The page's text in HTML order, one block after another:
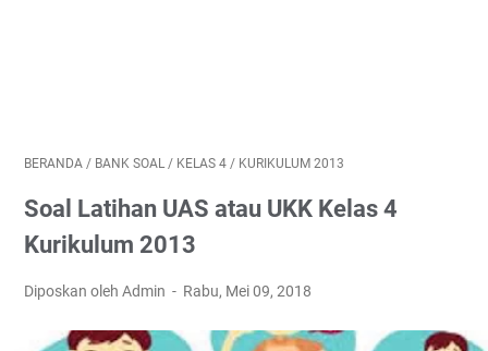
BERANDA / BANK SOAL / KELAS 4 / KURIKULUM 2013
Soal Latihan UAS atau UKK Kelas 4
Kurikulum 2013
Diposkan oleh Admin Rabu, Mei 09, 2018